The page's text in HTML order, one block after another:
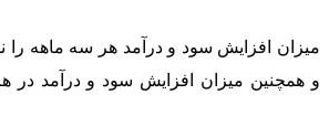
میزان افزایش سود و درآمد هر سه ماهه
و همچنین میزان افزایش سود و درآمد